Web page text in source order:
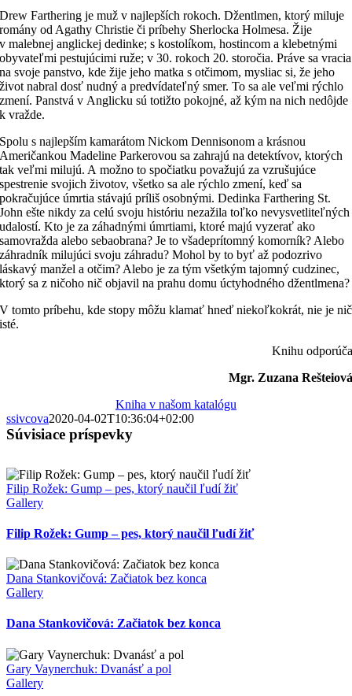
Drew Farthering je muž v najlepších rokoch. Džentlmen, ktorý miluje
romány od Agathy Christie či príbehy Sherlocka Holmesa. Žije
v malebnej anglickej dedinke; s kostolíkom, hostincom a klebetnými
obyvateľmi pestujúcimi ruže; v 30. rokoch 20. storočia. Práve sa vracia
na svoje panstvo, kde žije jeho matka s otčimom, mysliac si, že jeho
život nabral dosť nudný a predvídateľný smer. To sa ale veľmi rýchlo
zmení. Panstvá v Anglicku sú totižto pokojné, až kým na nich nedôjde
k vražde.
Spolu s najlepším kamarátom Nickom Dennisonom a krásnou
Američankou Madeline Parkerovou sa zahrajú na detektívov, ktorých
tak veľmi milujú. A možno to spočiatku považujú za vzrušujúce
spestrenie svojich životov, všetko sa ale rýchlo zmení, keď sa
pokračujúce úmrtia stávajú príliš osobnými. Dedinka Farthering St.
John ešte nikdy za celú svoju históriu nezažila toľko nevysvetliteľných
udalostí. Kto je za záhadnými úmrtiami, ktoré majú vyzerať ako
samovražda alebo sebaobrana? Je to všadeprítomný komorník? Alebo
záhradník milujúci svoju záhradu? Mohol by to byť až podozrivo
láskavý manžel a otčim? Alebo je za tým všetkým tajomný cudzinec,
ktorý sa z ničoho nič objavil na prahu domu úctyhodného džentlmena?
V tomto príbehu, kde stopy môžu klamať hneď niekoľkokrát, nie je nič
isté.
Knihu odporúča
Mgr. Zuzana Rešteiová
Kniha v našom katalógu
ssivcova2020-04-02T10:36:04+02:00
Súvisiace príspevky
Filip Rožek: Gump – pes, ktorý naučil ľudí žiť
Gallery
Filip Rožek: Gump – pes, ktorý naučil ľudí žiť
Dana Stankovičová: Začiatok bez konca
Gallery
Dana Stankovičová: Začiatok bez konca
Gary Vaynerchuk: Dvanásť a pol
Gallery